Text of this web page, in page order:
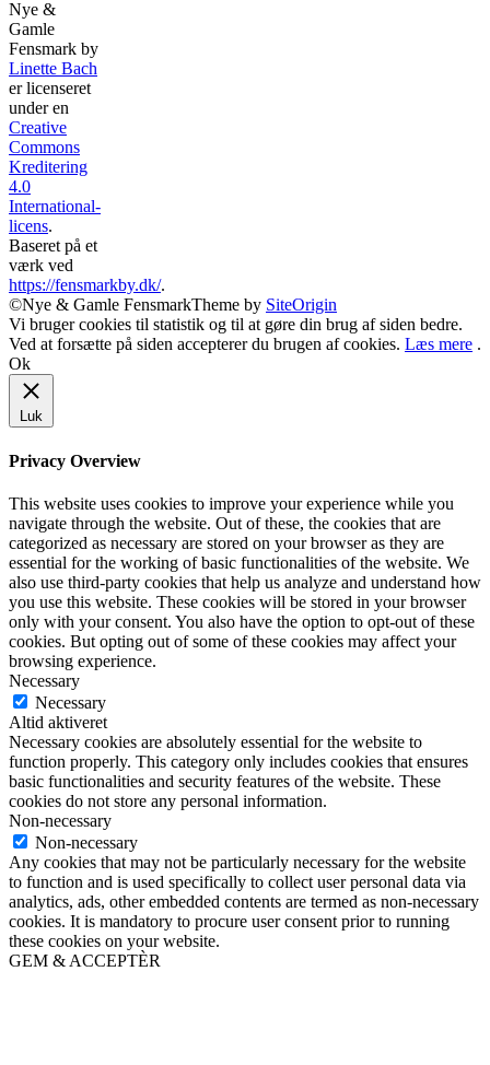
Nye &
Gamle
Fensmark by
Linette Bach
er licenseret
under en
Creative
Commons
Kreditering
4.0
International-
licens.
Baseret på et
værk ved
https://fensmarkby.dk/.
©Nye & Gamle FensmarkTheme by SiteOrigin
Vi bruger cookies til statistik og til at gøre din brug af siden bedre.
Ved at forsætte på siden accepterer du brugen af cookies. Læs mere .
Ok
Luk
Privacy Overview
This website uses cookies to improve your experience while you
navigate through the website. Out of these, the cookies that are
categorized as necessary are stored on your browser as they are
essential for the working of basic functionalities of the website. We
also use third-party cookies that help us analyze and understand how
you use this website. These cookies will be stored in your browser
only with your consent. You also have the option to opt-out of these
cookies. But opting out of some of these cookies may affect your
browsing experience.
Necessary
Necessary
Altid aktiveret
Necessary cookies are absolutely essential for the website to
function properly. This category only includes cookies that ensures
basic functionalities and security features of the website. These
cookies do not store any personal information.
Non-necessary
Non-necessary
Any cookies that may not be particularly necessary for the website
to function and is used specifically to collect user personal data via
analytics, ads, other embedded contents are termed as non-necessary
cookies. It is mandatory to procure user consent prior to running
these cookies on your website.
GEM & ACCEPTÈR